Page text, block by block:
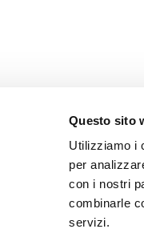
Questo sito
Utilizziamo i
per
con i nostri
combinarle
servizi.